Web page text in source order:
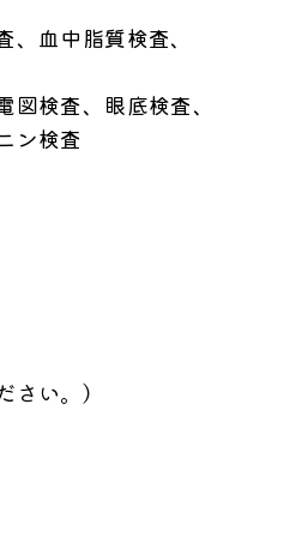
血中脂質検査、
検査、眼底検査、
査
い。）